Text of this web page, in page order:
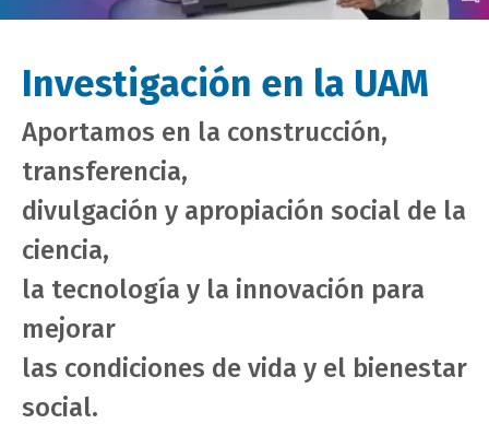
Investigación en la UAM
Aportamos en la construcción,
transferencia,
divulgación y apropiación social de la
ciencia,
la tecnología y la innovación para
mejorar
las condiciones de vida y el bienestar
social.